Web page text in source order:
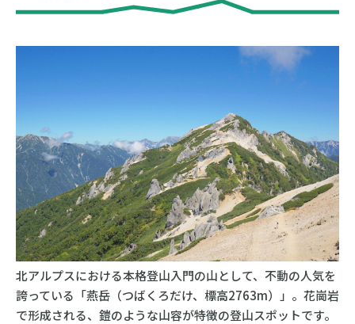
北アルプスにおける本格登山入門の山として、不動の人気を
誇っている「燕岳（つばくろだけ、標高2763m）」。花崗岩
で形成される、鎧のような山容が特徴の登山スポットです。